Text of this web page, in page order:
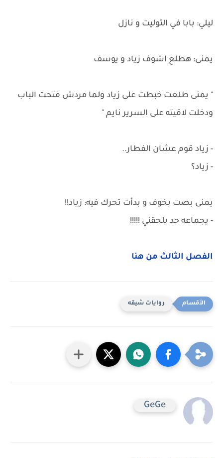
ليلي: بابا في التوليت و نازل
يمنى: هطلع اشوف زياد و يوسف
" يمنى طلعت خبطت على زياد ولما مردش فتحت الباب
ودخلت لاقيته على السرير نايم "
- زياد قوم عشان الفطار..
- زياد؟
يمنى بصت بخوف و بدأت تحرك فيه: زياد!!
- يجماعه حد يلحقني !!!!!
الفصل الثالث من هنا
روايات شيقه
GeGe